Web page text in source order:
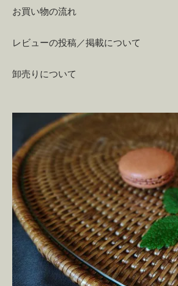
お買い物の流れ
レビューの投稿／掲載について
卸売りについて